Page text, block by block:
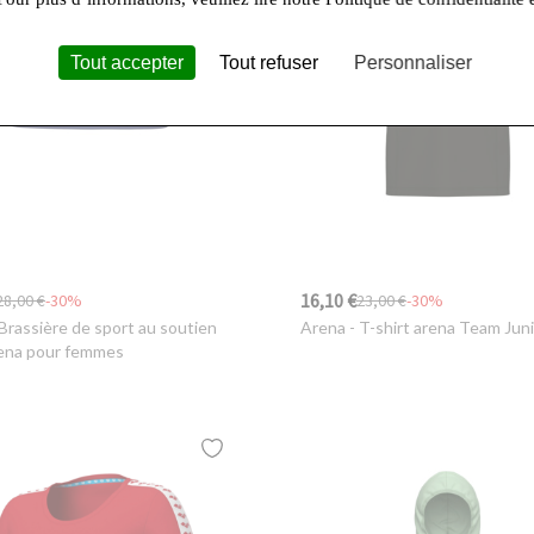
€-30%
de sport au soutien
pour femmes
16,10 €23,00 €-30%
Arena - T-shirt arena Team
Tout accepter Tout refuser Personnaliser